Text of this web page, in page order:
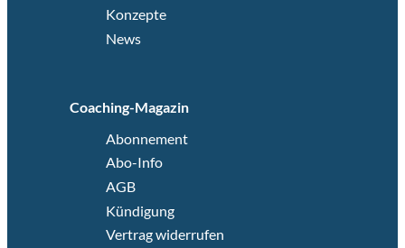
Konzepte
News
Coaching-Magazin
Abonnement
Abo-Info
AGB
Kündigung
Vertrag widerrufen